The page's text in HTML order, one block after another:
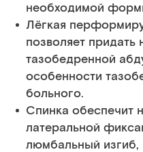
необходимой
Лёгкая
позволяет
тазобедренной
особенности
больного.
Спинка обеспечит
латеральной
люмбальный изгиб,